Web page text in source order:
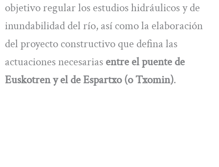
objetivo regular los estudios hidráulicos y de
inundabilidad del río, así como la elaboración
del proyecto constructivo que defina las
actuaciones necesarias entre el puente de
Euskotren y el de Espartxo (o Txomin).